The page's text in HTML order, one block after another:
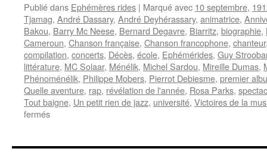
Publié dans Ephémères rides | Marqué avec 10 septembre,
Tjamag, André Dassary, André Deyhérassary, animatrice,
Bakou, Barry Mc Neese, Bernard Degavre, Biarritz, biographie,
Cameroun, Chanson française, Chanson francophone, chanteur
compilation, concerts, Décès, école, Ephémérides, Guy
littérature, MC Solaar, Ménélik, Michel Sardou, Mireille Dumas,
Phénoménélik, Philippe Mobers, Pierrot Debiesme, premier
Quelle aventure, rap, révélation de l'année, Rosa Parks,
Tout baigne, Un petit rien de jazz, université, Victoires de la
ferméssur